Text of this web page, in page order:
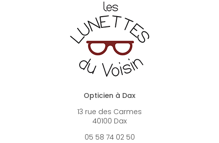
Opticien à Dax
13 rue des Carmes
40100 Dax
05 58 74 02 50